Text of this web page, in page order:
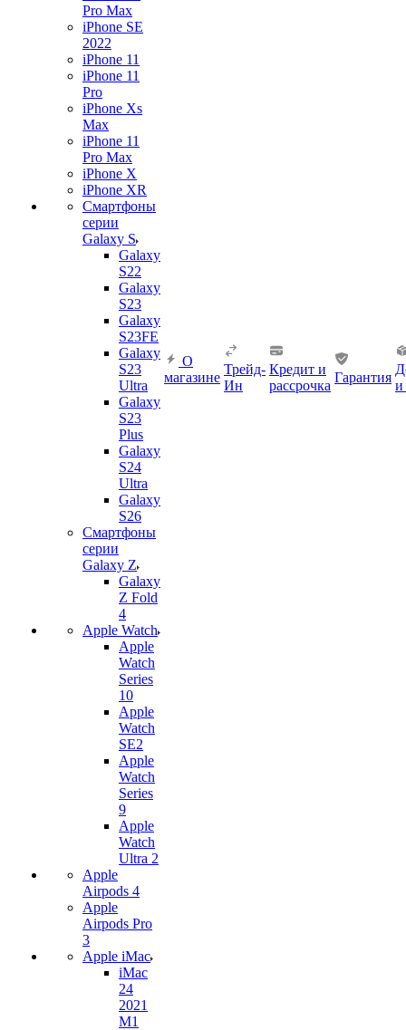
Pro Max
iPhone SE
2022
iPhone 11
iPhone 11
Pro
iPhone Xs
Max
iPhone 11
Pro Max
iPhone X
iPhone XR
Смартфоны
серии
Galaxy S
Galaxy
S22
Galaxy
S23
Galaxy
S23FE
Galaxy
S23
Ultra
Galaxy
S23
Plus
Galaxy
S24
Ultra
Galaxy
S26
Смартфоны
серии
Galaxy Z
Galaxy
Z Fold
4
Apple Watch
Apple
Watch
Series
10
Apple
Watch
SE2
Apple
Watch
Series
9
Apple
Watch
Ultra 2
Apple
Airpods 4
Apple
Airpods Pro
3
Apple iMac
iMac
24
2021
M1
О
магазине
Трейд-
Ин
Кредит и
рассрочка
Гарантия
и